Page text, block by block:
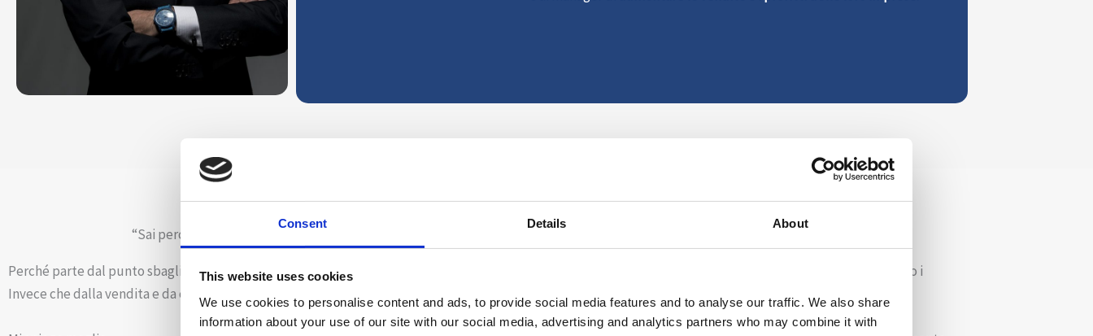
Consent Details About
This website uses cookies
We use cookies to personalise content and ads, to provide social media features and to analyse our traffic. We also share
information about your use of our site with our social media, advertising and analytics partners who may combine it with
“Sai perché 9 volte su 10 la consulenza aziendale in Italia non funziona per portare al successo l’imprenditore e l’azienda?”
Perché parte dal punto sbagliato: dalla teoria.
Invece che dalla vendita e da clienti reali.
Né di motivazione o supporto psicologico quando sai che contano solo i
risultati (vendite e margini) e non la filosofia.